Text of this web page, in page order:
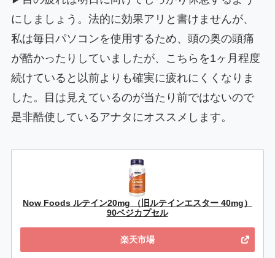
にしましょう。法的に効果アリと書けませんが、
私は毎日パソコンを使用するため、頭の奥の頭痛
が酷かったりしていましたが、こちらを1ヶ月程度
続けていると以前よりも確実に疲れにくくなりま
した。目は見えているのが当たり前ではないので
是非酷使しているアナタにオススメします。
Now Foods ルテイン20mg （旧ルテインエスター 40mg）
90ベジカプセル
楽天市場